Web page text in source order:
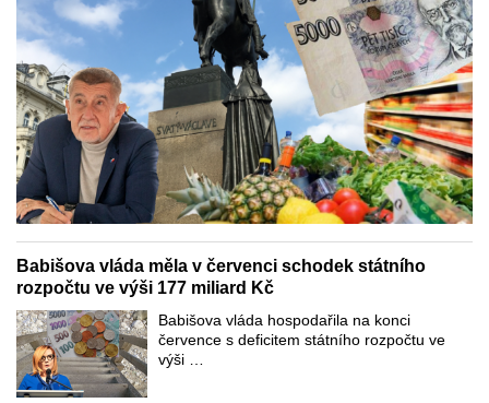
Babišova vláda měla v červenci schodek státního
rozpočtu ve výši 177 miliard Kč
Babišova vláda hospodařila na konci
července s deficitem státního rozpočtu ve
výši …